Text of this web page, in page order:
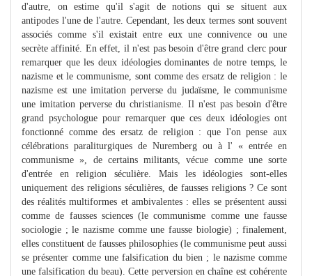
d'autre, on estime qu'il s'agit de notions qui se situent aux
antipodes l'une de l'autre. Cependant, les deux termes sont souvent
associés comme s'il existait entre eux une connivence ou une
secrète affinité. En effet, il n'est pas besoin d'être grand clerc pour
remarquer que les deux idéologies dominantes de notre temps, le
nazisme et le communisme, sont comme des ersatz de religion : le
nazisme est une imitation perverse du judaïsme, le communisme
une imitation perverse du christianisme. Il n'est pas besoin d'être
grand psychologue pour remarquer que ces deux idéologies ont
fonctionné comme des ersatz de religion : que l'on pense aux
célébrations paraliturgiques de Nuremberg ou à l' « entrée en
communisme », de certains militants, vécue comme une sorte
d'entrée en religion séculière. Mais les idéologies sont-elles
uniquement des religions séculières, de fausses religions ? Ce sont
des réalités multiformes et ambivalentes : elles se présentent aussi
comme de fausses sciences (le communisme comme une fausse
sociologie ; le nazisme comme une fausse biologie) ; finalement,
elles constituent de fausses philosophies (le communisme peut aussi
se présenter comme une falsification du bien ; le nazisme comme
une falsification du beau). Cette perversion en chaîne est cohérente